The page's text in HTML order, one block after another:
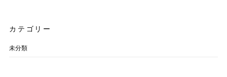
カテゴリー
未分類